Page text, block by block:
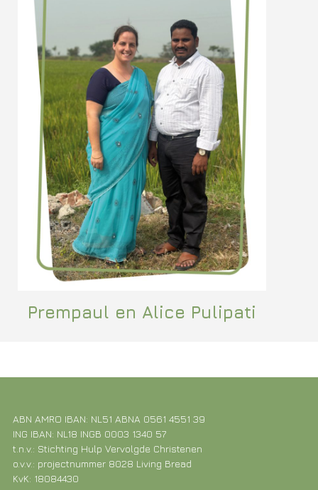
Prempaul en Alice Pulipati
ABN AMRO IBAN: NL51 ABNA 0561 4551 39
ING IBAN: NL18 INGB 0003 1340 57
t.n.v.: Stichting Hulp Vervolgde Christenen
o.v.v.: projectnummer 8028 Living Bread
KvK: 18084430